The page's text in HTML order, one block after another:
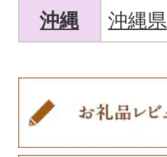
沖縄
沖縄県